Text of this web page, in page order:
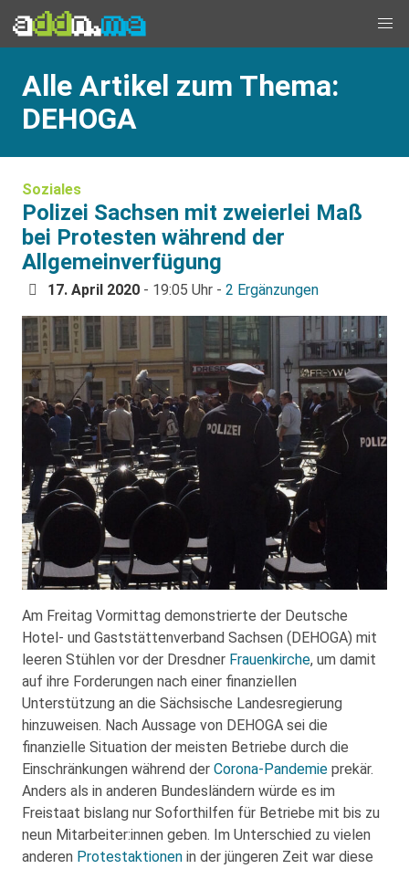
Alle Artikel zum Thema:
DEHOGA
Soziales
Polizei Sachsen mit zweierlei Maß
bei Protesten während der
Allgemeinverfügung
17. April 2020 - 19:05 Uhr - 2 Ergänzungen
Am Freitag Vormittag demonstrierte der Deutsche
Hotel- und Gaststättenverband Sachsen (DEHOGA) mit
leeren Stühlen vor der Dresdner Frauenkirche, um damit
auf ihre Forderungen nach einer finanziellen
Unterstützung an die Sächsische Landesregierung
hinzuweisen. Nach Aussage von DEHOGA sei die
finanzielle Situation der meisten Betriebe durch die
Einschränkungen während der Corona-Pandemie prekär.
Anders als in anderen Bundesländern würde es im
Freistaat bislang nur Soforthilfen für Betriebe mit bis zu
neun Mitarbeiter:innen geben. Im Unterschied zu vielen
anderen Protestaktionen in der jüngeren Zeit war diese